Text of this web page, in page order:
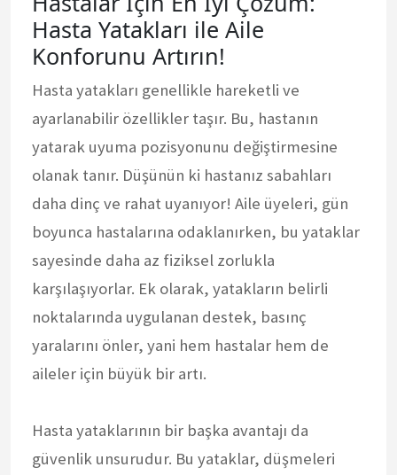
Hasta Yatakları ile Aile
Konforunu Artırın!
Hasta yatakları genellikle hareketli ve
ayarlanabilir özellikler taşır. Bu, hastanın
yatarak uyuma pozisyonunu değiştirmesine
olanak tanır. Düşünün ki hastanız sabahları
daha dinç ve rahat uyanıyor! Aile üyeleri, gün
boyunca hastalarına odaklanırken, bu yataklar
sayesinde daha az fiziksel zorlukla
karşılaşıyorlar. Ek olarak, yatakların belirli
noktalarında uygulanan destek, basınç
yaralarını önler, yani hem hastalar hem de
aileler için büyük bir artı.
Hasta yataklarının bir başka avantajı da
güvenlik unsurudur. Bu yataklar, düşmeleri